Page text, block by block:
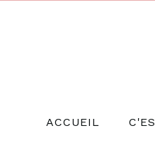
ACCUEIL